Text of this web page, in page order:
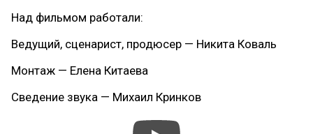
Над фильмом работали:
Ведущий, сценарист, продюсер — Никита Коваль
Монтаж — Елена Китаева
Сведение звука — Михаил Кринков